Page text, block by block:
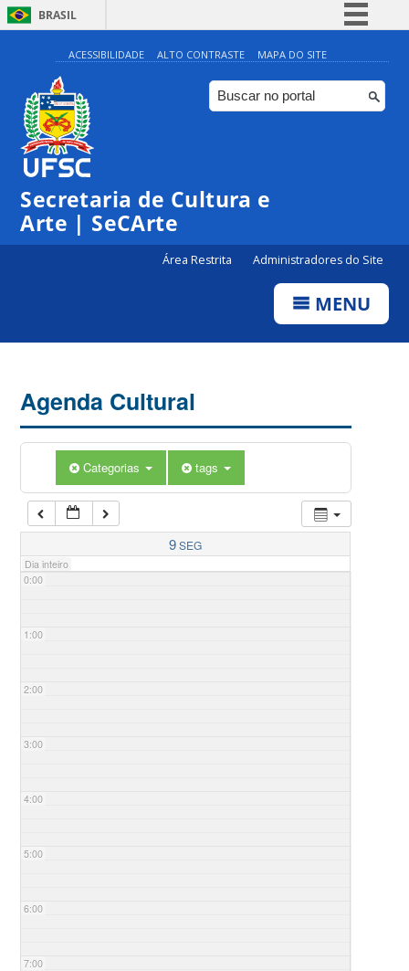
BRASIL
Simplifique!
Comunica BR
Participe
ACESSIBILIDADE ALTO CONTRASTE MAPA DO SITE
Secretaria de Cultura e
Arte | SeCArte
Área Restrita Administradores do Site
MENU
Agenda Cultural
Categorias tags
9SEG
Dia inteiro
0:00
1:00
2:00
3:00
4:00
5:00
6:00
7:00